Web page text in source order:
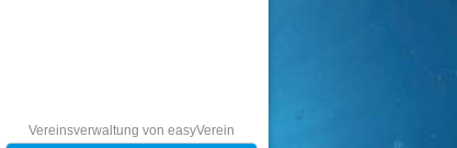
Vereinsverwaltung von easyVerein